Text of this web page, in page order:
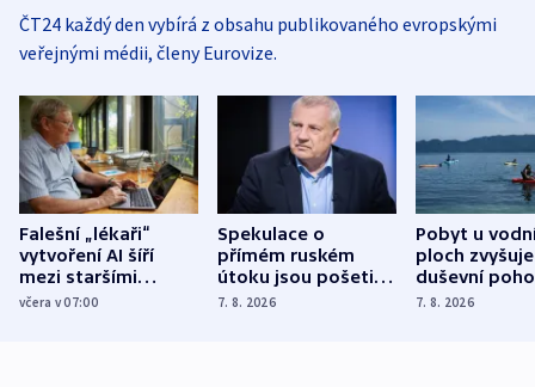
ČT24 každý den vybírá z obsahu publikovaného evropskými
veřejnými médii, členy Eurovize.
Falešní „lékaři“
vytvoření AI šíří
mezi staršími
Poláky nebezpečné
včera v 07:00
Spekulace o
přímém ruském
útoku jsou pošetilé,
míní estonský
7. 8. 2026
Pobyt u
ploch zvyšuje
duševní
ukázala
7. 8. 2026